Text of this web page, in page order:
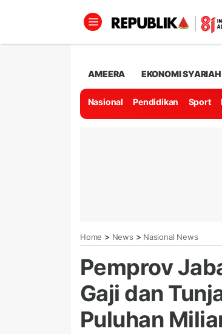
AMEERA EKONOMI SYARIAH
Nasional Pendidikan Sport
Home > News > Nasional News
Pemprov
Gaji dan
Puluhan